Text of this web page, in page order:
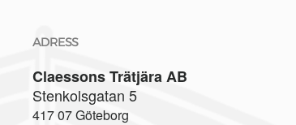
ADRESS
Claessons Trätjära AB
Stenkolsgatan 5
417 07 Göteborg